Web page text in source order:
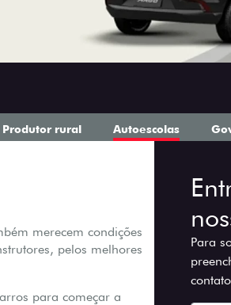
Produtor rural Autoescolas
merecem condições
pelos melhores
para começar a
Para